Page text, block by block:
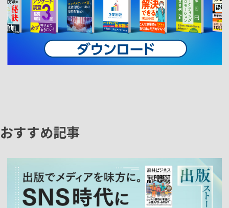
おすすめ記事